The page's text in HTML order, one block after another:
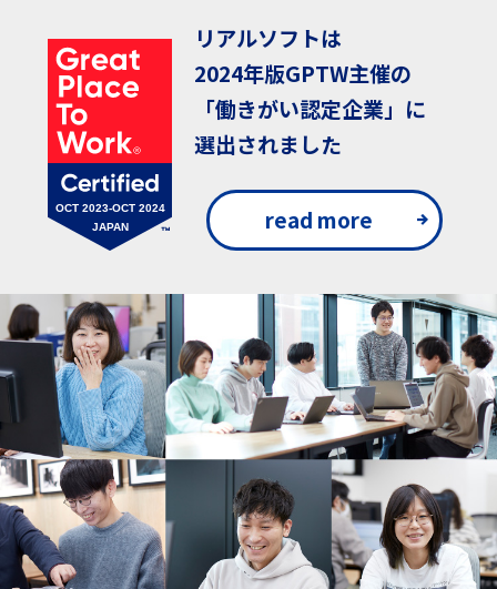
リアルソフトは
2024年版GPTW主催の
「働きがい認定企業」に
選出されました
read more